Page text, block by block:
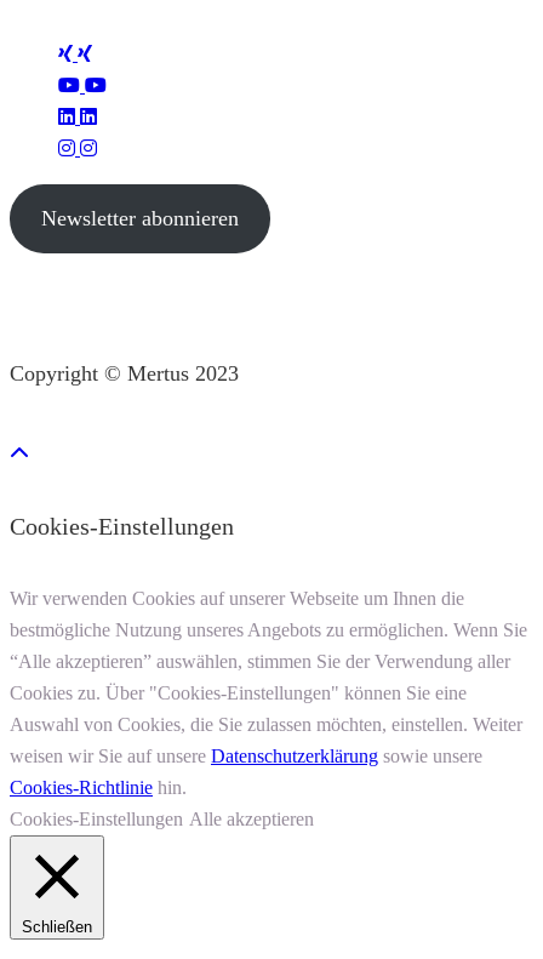
Newsletter abonnieren
Copyright © Mertus 2023
Cookies-Einstellungen
Wir verwenden Cookies auf unserer Webseite um Ihnen die
bestmögliche Nutzung unseres Angebots zu ermöglichen. Wenn Sie
“Alle akzeptieren” auswählen, stimmen Sie der Verwendung aller
Cookies zu. Über "Cookies-Einstellungen" können Sie eine
Auswahl von Cookies, die Sie zulassen möchten, einstellen. Weiter
weisen wir Sie auf unsere Datenschutzerklärung sowie unsere
Cookies-Richtlinie hin.
Cookies-Einstellungen Alle akzeptieren
Schließen